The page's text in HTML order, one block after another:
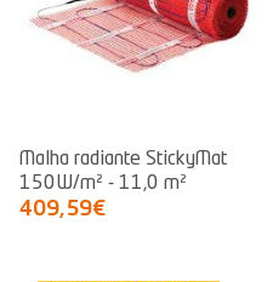
Malha radiante StickyMat
150W/m² - 11,0 m²
409,59€